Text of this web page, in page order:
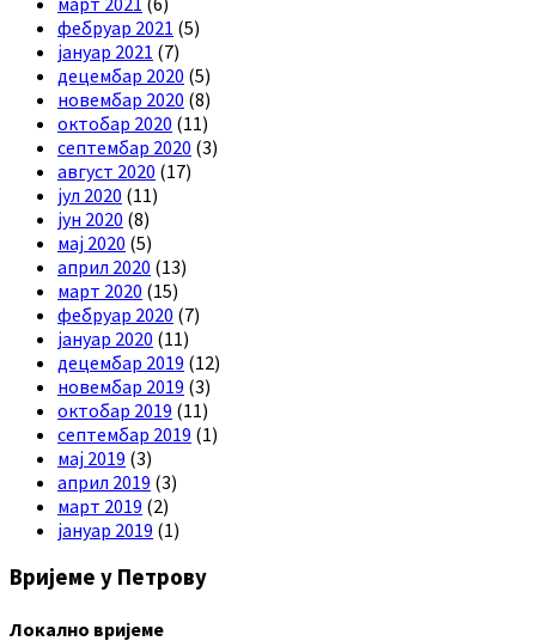
фебруар 2021 (5)
јануар 2021 (7)
децембар 2020 (5)
новембар 2020 (8)
октобар 2020 (11)
септембар 2020 (3)
август 2020 (17)
јул 2020 (11)
јун 2020 (8)
мај 2020 (5)
април 2020 (13)
март 2020 (15)
фебруар 2020 (7)
јануар 2020 (11)
децембар 2019 (12)
новембар 2019 (3)
октобар 2019 (11)
септембар 2019 (1)
мај 2019 (3)
април 2019 (3)
март 2019 (2)
јануар 2019 (1)
Вријеме у Петрову
Локално вријеме